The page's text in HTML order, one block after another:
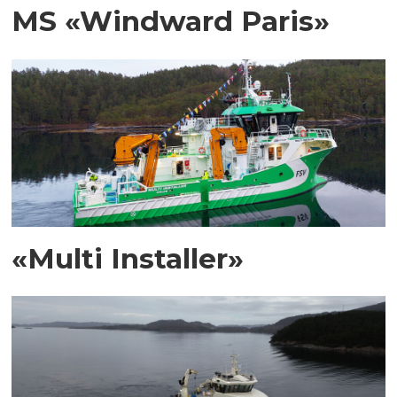
MS «Windward Paris»
«Multi Installer»